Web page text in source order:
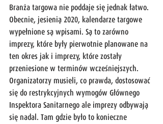
Branża targowa nie poddaje się jednak łatwo.
Obecnie, jesienią 2020, kalendarze targowe
wypełnione są wpisami. Są to zarówno
imprezy, które były pierwotnie planowane na
ten okres jak i imprezy, które zostały
przeniesione w terminów wcześniejszych.
Organizatorzy musieli, co prawda, dostosować
się do restrykcyjnych wymogów Głównego
Inspektora Sanitarnego ale imprezy odbywają
się nadal. Tam gdzie było to konieczne